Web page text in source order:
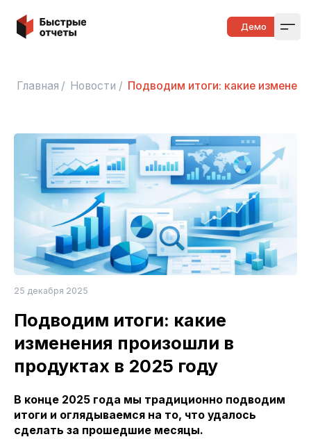
Быстрые отчеты Демо
Главная / Новости / Подводим итоги: какие
25 декабря 2025
Подводим итоги: какие
изменения произошли в
продуктах в 2025 году
В конце 2025 года мы традиционно подводим
итоги и оглядываемся на то, что удалось
сделать за прошедшие месяцы.